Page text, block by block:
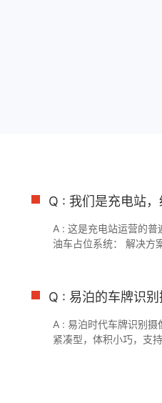
Q : 我们是充电站
A : 这是充电站运营的
油车占位系统： 解决方
牌车辆，自动放行至充
安装视觉车位锁，新能
Q : 易泊的车牌识别
A : 易泊时代车牌识别
紧凑型，体积小巧，支